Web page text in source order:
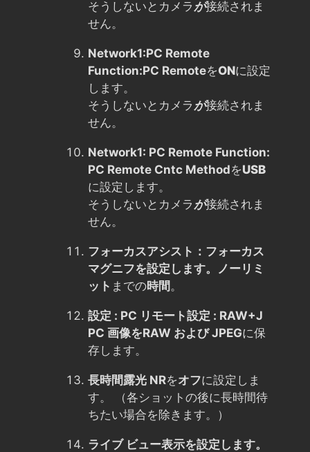
そうしないとカメラ が接続されま
せん。
Network1:PC Remote
Function:PC RemoteをONに設定
します。
そうしないとカメラ が接続されま
せん。
Network1: PC Remote Function:
PC Remote Cntc MethodをUSB
に設定します。
そうしないとカメラ が接続されま
せん。
フォーカスアシスト：フォーカス
マグニフを設定します。 ノーリミ
ット までの時間。
設定 : PC リモート設定 : RAW+J
PC 画像をRAW および JPEGに保
存します。
長時間露光 NRをオフに設定しま
す。 （各ショットの後に長時間待
ちたい場合を除きます。）
ライブ ビュー表示を設定します。